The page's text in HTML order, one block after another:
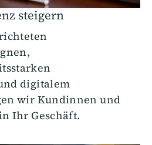
steigern
digitalem
wir Kundinnen und
Ihr Geschäft.